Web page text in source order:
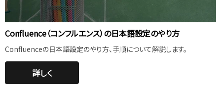
Confluence（コンフルエンス）の日本語設定のやり方
Confluenceの日本語設定のやり方、手順について解説します。
詳しく